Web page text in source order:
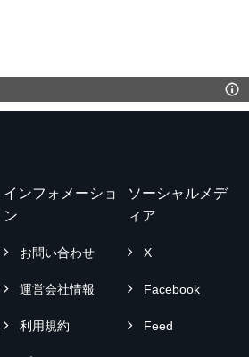
インフォメーショ
ン
お問い合わせ
運営会社情報
利用規約
ソーシャルメデ
ィア
X
Facebook
Feed